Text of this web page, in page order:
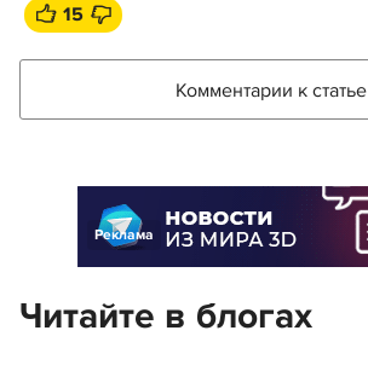
15
Комментарии к статье
Реклама
Читайте в блогах